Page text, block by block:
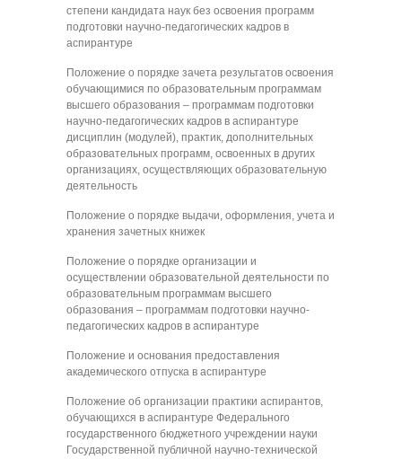
степени кандидата наук без освоения программ
подготовки научно-педагогических кадров в
аспирантуре
Положение о порядке зачета результатов освоения
обучающимися по образовательным программам
высшего образования – программам подготовки
научно-педагогических кадров в аспирантуре
дисциплин (модулей), практик, дополнительных
образовательных программ, освоенных в других
организациях, осуществляющих образовательную
деятельность
Положение о порядке выдачи, оформления, учета и
хранения зачетных книжек
Положение о порядке организации и
осуществлении образовательной деятельности по
образовательным программам высшего
образования – программам подготовки научно-
педагогических кадров в аспирантуре
Положение и основания предоставления
академического отпуска в аспирантуре
Положение об организации практики аспирантов,
обучающихся в аспирантуре Федерального
государственного бюджетного учреждении науки
Государственной публичной научно-технической